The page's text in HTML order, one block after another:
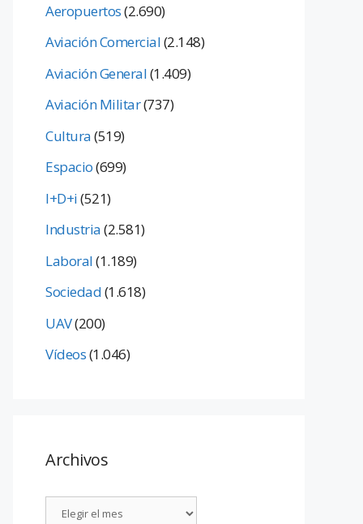
Aeropuertos(2.690)
Aviación Comercial(2.148)
Aviación General(1.409)
Aviación Militar(737)
Cultura(519)
Espacio(699)
I+D+i(521)
Industria(2.581)
Laboral(1.189)
Sociedad(1.618)
UAV(200)
Vídeos(1.046)
Archivos